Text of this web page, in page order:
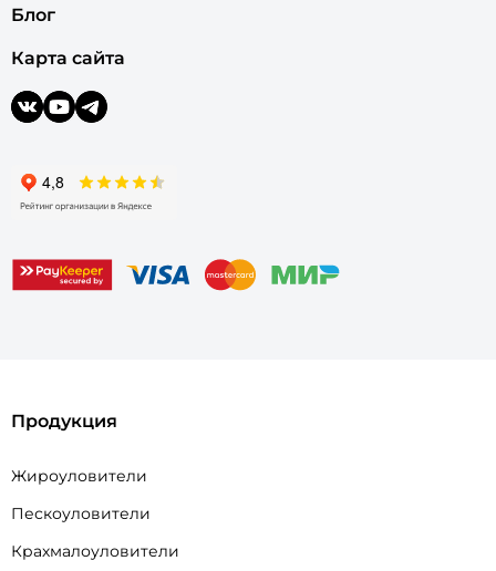
Блог
Карта сайта
Продукция
Жироуловители
Пескоуловители
Крахмалоуловители